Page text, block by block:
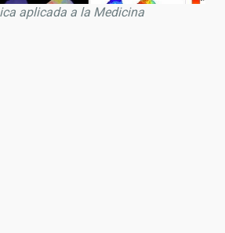
aplicada a la Medicina